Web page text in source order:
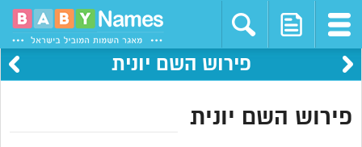
פירוש השם יונית
פירוש השם יונית